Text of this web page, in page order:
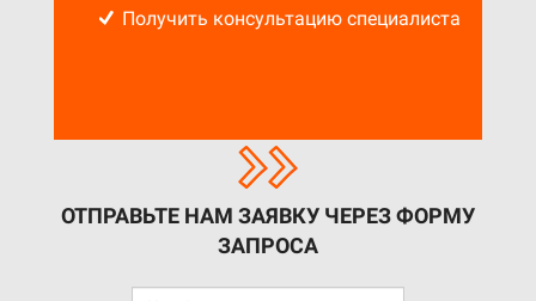
Получить консультацию специалиста
ОТПРАВЬТЕ НАМ ЗАЯВКУ ЧЕРЕЗ ФОРМУ
ЗАПРОСА